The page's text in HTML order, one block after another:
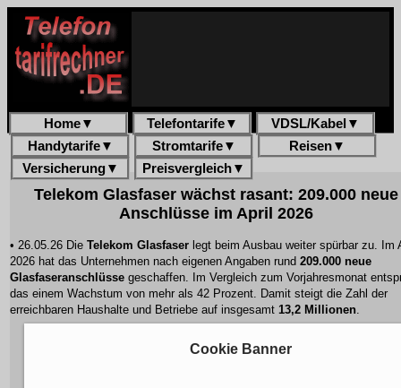
Home▼ Telefontarife▼ VDSL/Kabel ▼
Handytarife▼ Stromtarife▼ Reisen▼
Versicherung▼ Preisvergleich▼
Telekom Glasfaser wächst rasant: 209.000 neue
Anschlüsse im April 2026
• 26.05.26 Die Telekom Glasfaser legt beim Ausbau weiter spürbar zu. Im
2026 hat das Unternehmen nach eigenen Angaben rund 209.000 neue
Glasfaseranschlüsse geschaffen. Im Vergleich zum Vorjahresmonat
das einem Wachstum von mehr als 42 Prozent. Damit steigt die Zahl der
erreichbaren Haushalte und Betriebe auf insgesamt 13,2 Millionen.
Cookie Banner